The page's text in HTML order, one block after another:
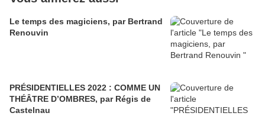
Le temps des magiciens, par Bertrand
Renouvin
PRÉSIDENTIELLES 2022 : COMME UN
THÉÂTRE D’OMBRES, par Régis de
Castelnau